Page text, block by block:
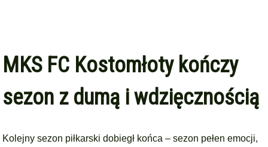
MKS FC Kostomłoty kończy
sezon z dumą i wdzięcznością
Kolejny sezon piłkarski dobiegł końca – sezon pełen emocji,